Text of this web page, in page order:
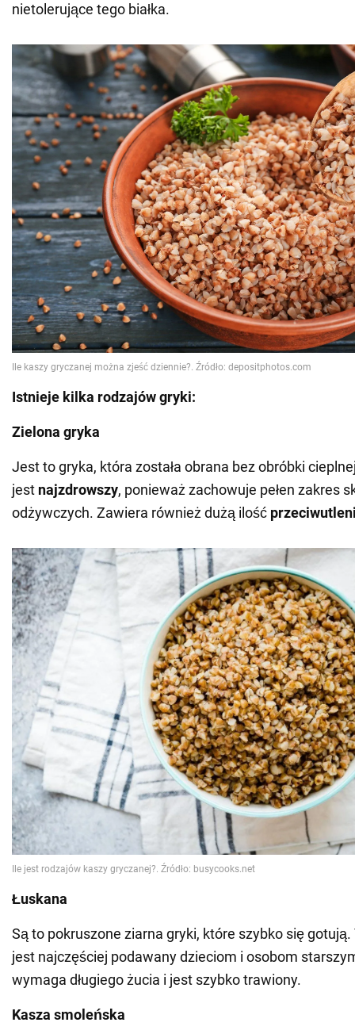
nietolerujące tego białka.
Istnieje kilka rodzajów gryki:
Zielona gryka
Jest to gryka, która została obrana bez obróbki
jest najzdrowszy, ponieważ zachowuje pełen zakres
odżywczych. Zawiera również dużą ilość
Łuskana
Są to pokruszone ziarna gryki, które szybko się
jest najczęściej podawany dzieciom i osobom
wymaga długiego żucia i jest szybko trawiony.
Kasza smoleńska